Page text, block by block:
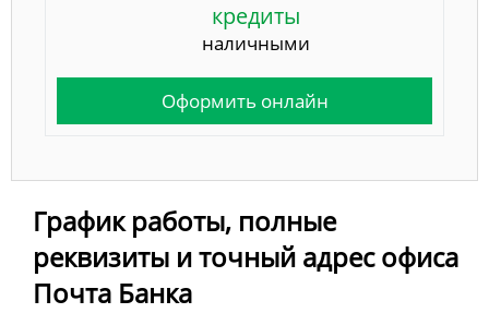
кредиты
наличными
Оформить онлайн
График работы, полные
реквизиты и точный адрес офиса
Почта Банка